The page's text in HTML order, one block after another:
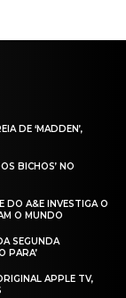
DE ‘MADDEN’,
BICHOS’ NO
DO A&E INVESTIGA O
O MUNDO
SEGUNDA
PARA’
APPLE TV,